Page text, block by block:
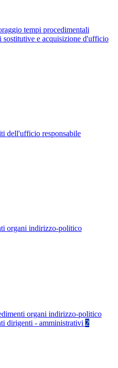
tempi procedimentali
sostitutive e acquisizione d'ufficio
dell'ufficio responsabile
organi indirizzo-politico
organi indirizzo-politico
dirigenti - amministrativi 2